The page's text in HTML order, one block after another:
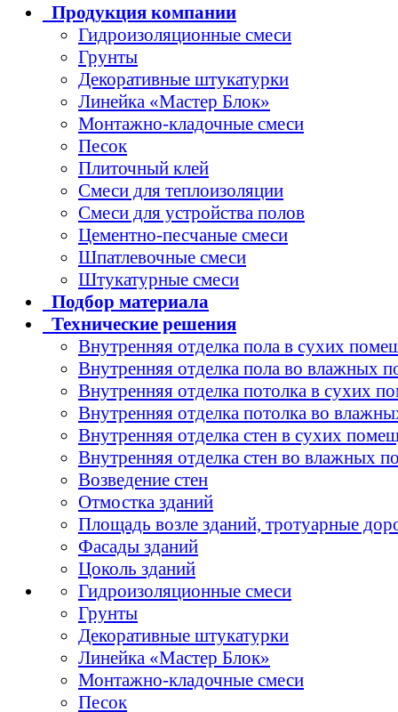
Продукция компании
Гидроизоляционные смеси
Грунты
Декоративные штукатурки
Линейка «Мастер Блок»
Монтажно-кладочные смеси
Песок
Плиточный клей
Смеси для теплоизоляции
Смеси для устройства полов
Цементно-песчаные смеси
Шпатлевочные смеси
Штукатурные смеси
Подбор материала
Технические решения
Внутренняя отделка пола в сухих
Внутренняя отделка пола во влажных
Внутренняя отделка потолка в сухих
Внутренняя отделка потолка во
Внутренняя отделка стен в сухих
Внутренняя отделка стен во влажных
Возведение стен
Отмостка зданий
Площадь возле зданий, тротуарные
Фасады зданий
Цоколь зданий
Гидроизоляционные смеси
Грунты
Декоративные штукатурки
Линейка «Мастер Блок»
Монтажно-кладочные смеси
Песок